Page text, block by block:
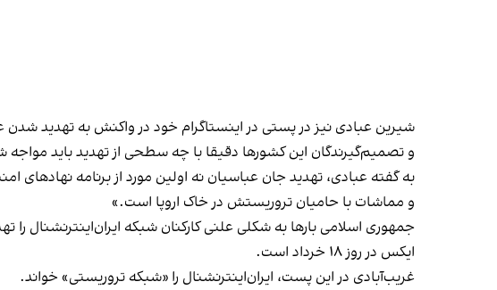
شیرین عبادی نیز در پستی در اینستاگرام خود در واکنش به تهدید شدن
و تصمیم‌گیرندگان این کشورها دقیقا با چه سطحی از تهدید باید
به گفته عبادی، تهدید جان عباسیان نه اولین مورد از برنامه‌
و مماشات با حامیان تروریستش در خاک اروپا است.»
جمهوری اسلامی بارها به شکلی علنی کارکنان شبکه ایران‌اینترنشنال را
ایکس در روز ۱۸ خرداد است.
غریب‌آبادی در این پست، ایران‌اینترنشنال را «شبکه تروریستی» خواند.